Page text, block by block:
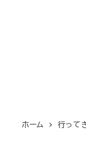
ホーム 行って